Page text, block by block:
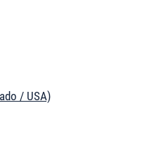
/ USA)